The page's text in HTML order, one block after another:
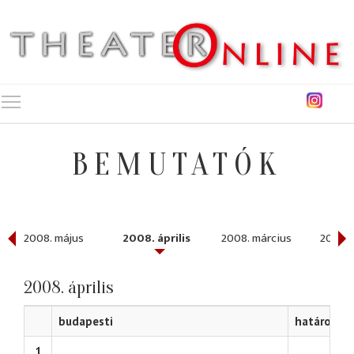
BEMUTATÓK
2008. május 2008. április 2008. március 2008.
2008. április
budapesti
határon